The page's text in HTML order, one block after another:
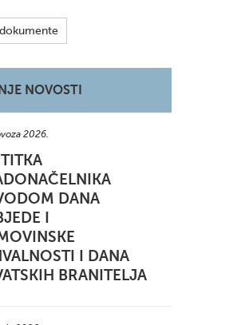
NOVOSTI
2026.
DANA
I
I DANA
BRANITELJA